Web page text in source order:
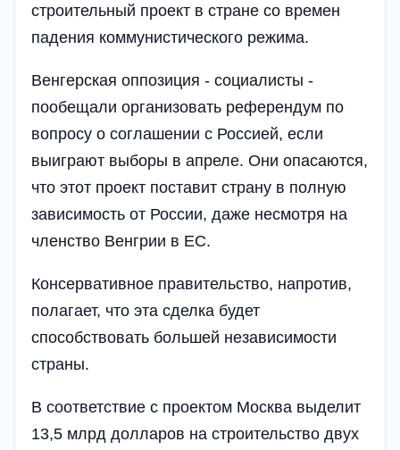
строительный проект в стране со времен
падения коммунистического режима.
Венгерская оппозиция - социалисты -
пообещали организовать референдум по
вопросу о соглашении с Россией, если
выиграют выборы в апреле. Они опасаются,
что этот проект поставит страну в полную
зависимость от России, даже несмотря на
членство Венгрии в ЕС.
Консервативное правительство, напротив,
полагает, что эта сделка будет
способствовать большей независимости
страны.
В соответствие с проектом Москва выделит
13,5 млрд долларов на строительство двух